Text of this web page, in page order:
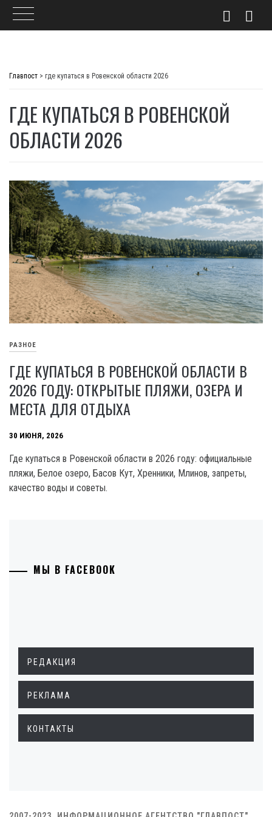
Главпост > где купаться в Ровенской области 2026
ГДЕ КУПАТЬСЯ В РОВЕНСКОЙ
ОБЛАСТИ 2026
РАЗНОЕ
ГДЕ КУПАТЬСЯ В РОВЕНСКОЙ ОБЛАСТИ В
2026 ГОДУ: ОТКРЫТЫЕ ПЛЯЖИ, ОЗЕРА И
МЕСТА ДЛЯ ОТДЫХА
30 ИЮНЯ, 2026
Где купаться в Ровенской области в 2026 году: официальные
пляжи, Белое озеро, Басов Кут, Хренники, Млинов, запреты,
качество воды и советы.
МЫ В FACEBOOK
РЕДАКЦИЯ
РЕКЛАМА
КОНТАКТЫ